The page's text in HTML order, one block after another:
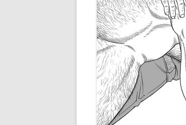
TURKISH BOOKS
VIETNAMESE